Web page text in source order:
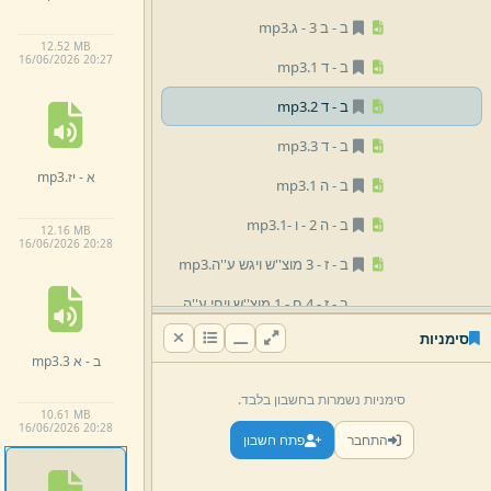
ב -ב 3 - ג.mp3
ב -ד 1.
mp3
ב -ד 2.
mp3
ב -ד 3.
mp3
ב -ה 1.
mp3
ב -ה 2 - ו -1.
mp3
ב -ז -
mp3
ב -ז -4 ח -
1 מוצ''ש ויחי ע''ה.
ב -ט 1 מוצ''ש שמות.
mp3
ב -ט 2 מוצ''ש וארא.
ב -
ט 3 מוצ''ש בא.
סימניות
סימניות נשמרות בחשבון בלבד.
התחבר פתח חשבון
12.52 MB
16/06/2026 20:27
א - יז.mp3
12.16 MB
16/06/2026 20:28
ב - א 3. mp3
10.61 MB
16/06/2026 20:28